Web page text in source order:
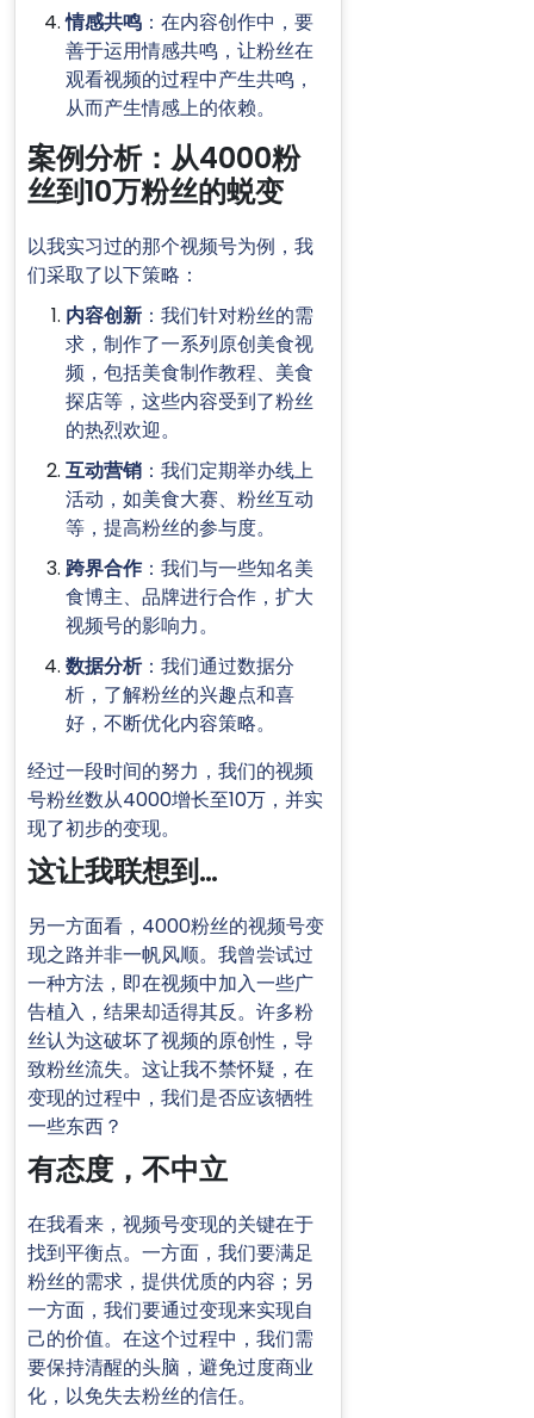
情感共鸣 ：在内容创作中，要
善于运用情感共鸣，让粉丝在
观看视频的过程中产生共鸣，
从而产生情感上的依赖。
案例分析：从4000粉
丝到10万粉丝的蜕变
以我实习过的那个视频号为例，我
们采取了以下策略：
内容创新 ：我们针对粉丝的需
求，制作了一系列原创美食视
频，包括美食制作教程、美食
探店等，这些内容受到了粉丝
的热烈欢迎。
互动营销 ：我们定期举办线上
活动，如美食大赛、粉丝互动
等，提高粉丝的参与度。
跨界合作：我们与一些知名美
食博主、品牌进行合作，扩大
视频号的影响力。
数据分析：我们通过数据分
析，了解粉丝的兴趣点和喜
好，不断优化内容策略。
经过一段时间的努力，我们的视频
号粉丝数从4000增长至10万，并实
现了初步的变现。
这让我联想到…
另一方面看，4000粉丝的视频号变
现之路并非一帆风顺。我曾尝试过
一种方法，即在视频中加入一些广
告植入，结果却适得其反。许多粉
丝认为这破坏了视频的原创性，导
致粉丝流失。这让我不禁怀疑，在
变现的过程中，我们是否应该牺牲
一些东西？
有态度，不中立
在我看来，视频号变现的关键在于
找到平衡点。一方面，我们要满足
粉丝的需求，提供优质的内容；另
一方面，我们要通过变现来实现自
己的价值。在这个过程中，我们需
要保持清醒的头脑，避免过度商业
化，以免失去粉丝的信任。